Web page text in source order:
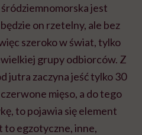
jest
on rzetelny, ale bez
szeroko w świat, tylko
grupy odbiorców. Z
jutra zaczyna jeść tylko 30
mięso, a do tego
to pojawia się element
to egzotyczne, inne,